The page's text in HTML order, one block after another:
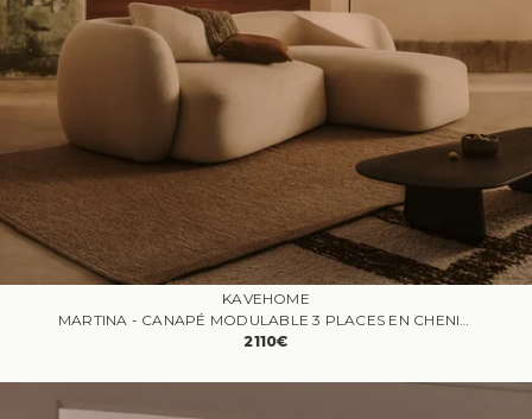
KAVEHOME
MARTINA - CANAPÉ MODULABLE 3 PLACES EN CHENILLE AVEC ANGLE DROIT COULEUR ÉCRUE
2110€